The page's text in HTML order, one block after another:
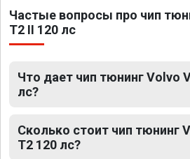
Частые вопросы про чип
T2 II 120 лс
Что дает чип тюнинг Volvo
лс?
Сколько стоит чип тюнинг
T2 120 лс?